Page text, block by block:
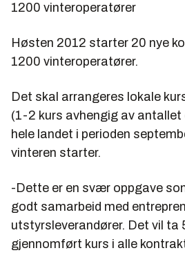
1200 vinteroperatører
Høsten 2012 starter 20 nye
1200 vinteroperatører.
Det skal arrangeres lokale
(1-2 kurs avhengig av
hele landet i perioden
vinteren starter.
-Dette er en svær oppgave
godt samarbeid med
utstyrsleverandører. Det vil ta
gjennomført kurs i alle